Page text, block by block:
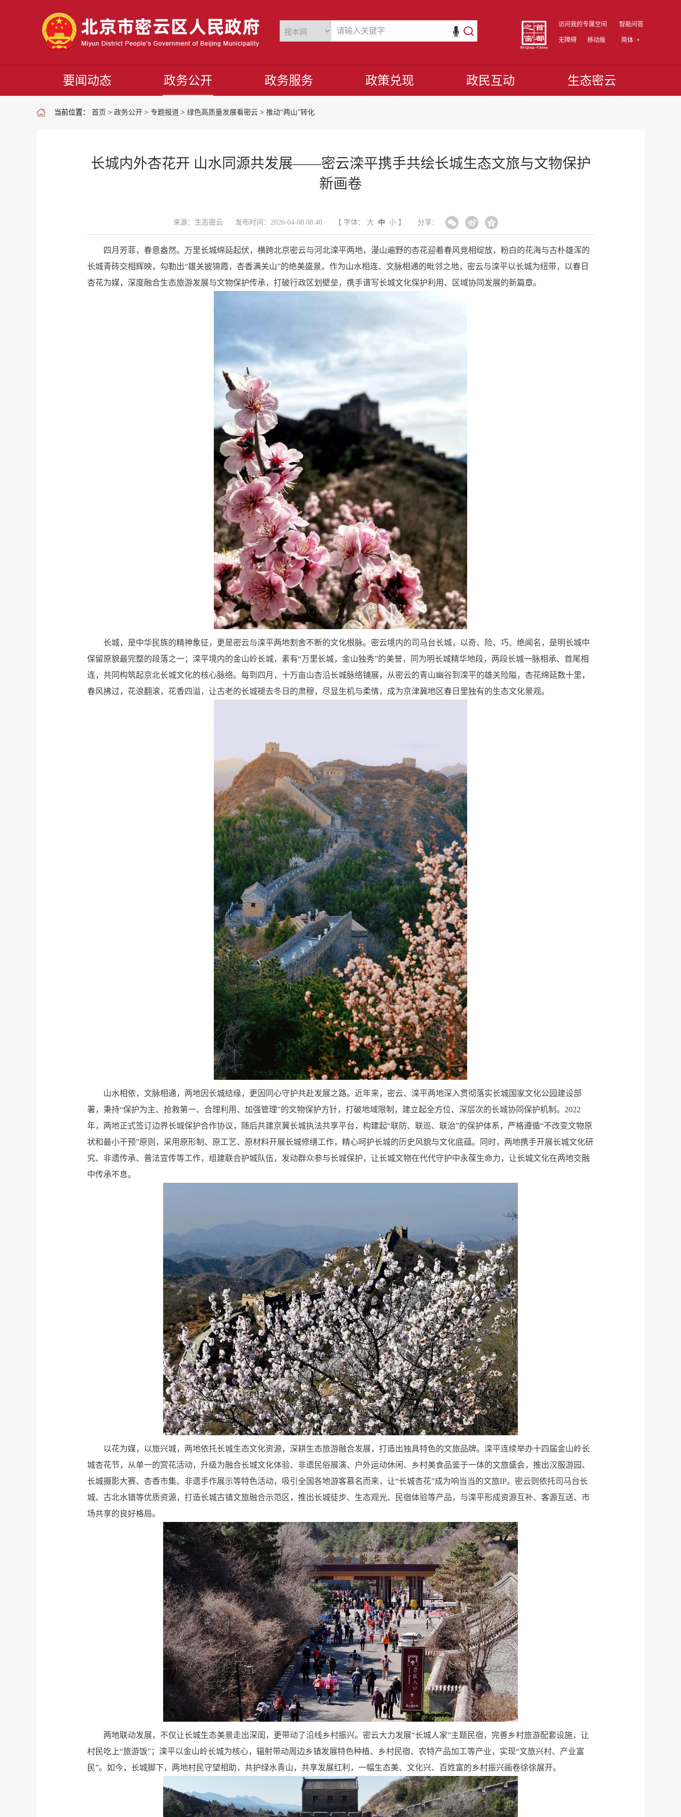
访问我的专属空间 智能问答
无障碍 移动版 简体
要闻动态 政务公开 政务服务 政策兑现 政民互动 生态密云
当前位置： 首页 > 政务公开 > 专题报道 > 绿色高质量发展看密云 > 推动“两山”转化
长城内外杏花开 山水同源共发展——密云滦平携手共绘长城生态文旅与文物保护
新画卷
来源：生态密云 发布时间：2026-04-08 08:40 【 字体： 大 中 小】 分享：
四月芳菲，春意盎然。万里长城绵延起伏，横跨北京密云与河北滦平两地，漫山遍野的杏花迎着春风竞相绽放，粉白的花海与古朴雄浑的
长城青砖交相辉映，勾勒出“雄关披锦霞，杏香满关山”的绝美盛景。作为山水相连、文脉相通的毗邻之地，密云与滦平以长城为纽带，以春日
杏花为媒，深度融合生态旅游发展与文物保护传承，打破行政区划壁垒，携手谱写长城文化保护利用、区域协同发展的新篇章。
长城，是中华民族的精神象征，更是密云与滦平两地割舍不断的文化根脉。密云境内的司马台长城，以奇、险、巧、绝闻名，是明长城中
保留原貌最完整的段落之一；滦平境内的金山岭长城，素有“万里长城，金山独秀”的美誉，同为明长城精华地段，两段长城一脉相承、首尾相
连，共同构筑起京北长城文化的核心脉络。每到四月，十万亩山杏沿长城脉络铺展，从密云的青山幽谷到滦平的雄关险隘，杏花绵延数十里，
春风拂过，花浪翻滚，花香四溢，让古老的长城褪去冬日的肃穆，尽显生机与柔情，成为京津冀地区春日里独有的生态文化景观。
山水相依，文脉相通，两地因长城结缘，更因同心守护共赴发展之路。近年来，密云、滦平两地深入贯彻落实长城国家文化公园建设部
署，秉持“保护为主、抢救第一、合理利用、加强管理”的文物保护方针，打破地域限制，建立起全方位、深层次的长城协同保护机制。2022
年，两地正式签订边界长城保护合作协议，随后共建京冀长城执法共享平台，构建起“联防、联巡、联治”的保护体系，严格遵循“不改变文物原
状和最小干预”原则，采用原形制、原工艺、原材料开展长城修缮工作，精心呵护长城的历史风貌与文化底蕴。同时，两地携手开展长城文化研
究、非遗传承、普法宣传等工作，组建联合护城队伍，发动群众参与长城保护，让长城文物在代代守护中永葆生命力，让长城文化在两地交融
中传承不息。
以花为媒，以旅兴城，两地依托长城生态文化资源，深耕生态旅游融合发展，打造出独具特色的文旅品牌。滦平连续举办十四届金山岭长
城杏花节，从单一的赏花活动，升级为融合长城文化体验、非遗民俗展演、户外运动休闲、乡村美食品鉴于一体的文旅盛会，推出汉服游园、
长城摄影大赛、杏香市集、非遗手作展示等特色活动，吸引全国各地游客慕名而来，让“长城杏花”成为响当当的文旅IP。密云则依托司马台长
城、古北水镇等优质资源，打造长城古镇文旅融合示范区，推出长城徒步、生态观光、民宿体验等产品，与滦平形成资源互补、客源互送、市
场共享的良好格局。
两地联动发展，不仅让长城生态美景走出深闺，更带动了沿线乡村振兴。密云大力发展“长城人家”主题民宿，完善乡村旅游配套设施，让
村民吃上“旅游饭”；滦平以金山岭长城为核心，辐射带动周边乡镇发展特色种植、乡村民宿、农特产品加工等产业，实现“文旅兴村、产业富
民”。如今，长城脚下，两地村民守望相助，共护绿水青山，共享发展红利，一幅生态美、文化兴、百姓富的乡村振兴画卷徐徐展开。